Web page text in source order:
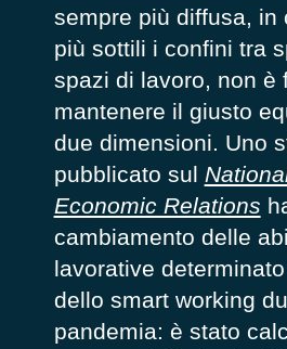
sempre più diffusa, in
più sottili i confini tra
spazi di lavoro, non è
mantenere il giusto
due dimensioni. Uno
pubblicato sul
Economic Relations
cambiamento delle
lavorative
dello smart working
pandemia: è stato